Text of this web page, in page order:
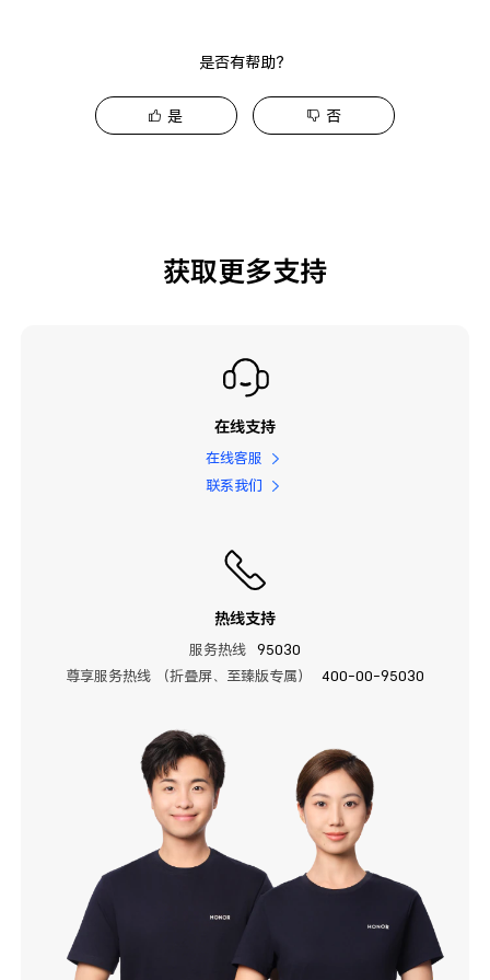
是否有帮助？
是 否
获取更多支持
在线支持
在线客服
联系我们
热线支持
服务热线
95030
尊享服务热线 （折叠屏、至臻版专属）
400-00-95030